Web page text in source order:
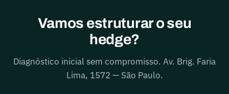
Vamos estruturar o seu
hedge?
Diagnóstico inicial sem compromisso. Av. Brig. Faria
Lima, 1572 — São Paulo.